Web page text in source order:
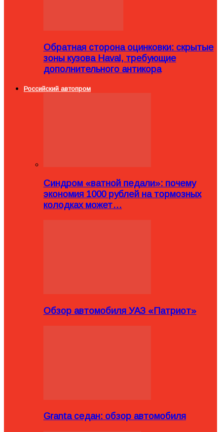
Обратная сторона оцинковки: скрытые
зоны кузова Haval, требующие
дополнительного антикора
Российский автопром
Синдром «ватной педали»: почему
экономия 1000 рублей на тормозных
колодках может…
Обзор автомобиля УАЗ «Патриот»
Granta седан: обзор автомобиля